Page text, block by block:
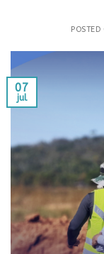
POSTED
07
jul